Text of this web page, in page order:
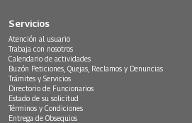
Servicios
Atención al usuario
Trabaja con nosotros
Calendario de actividades
Buzón Peticiones, Quejas, Reclamos y Denuncias
Trámites y Servicios
Directorio de Funcionarios
Estado de su solicitud
Términos y Condiciones
Entrega de Obsequios